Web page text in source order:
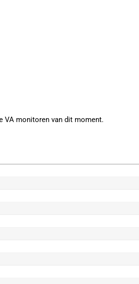
VA monitoren van dit moment.